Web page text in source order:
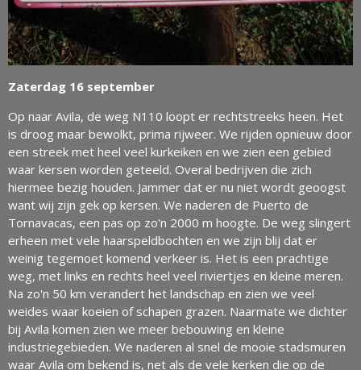
Zaterdag 16 september
Op naar Avila, de weg N110 loopt er rechtstreeks heen. Het
is droog maar bewolkt, prima rijweer. We rijden opnieuw door
een streek met heel veel kurkeiken en we zien een gebied
waar kersen worden geteeld. Overal bedrijven die zich
hiermee bezig houden. Jammer dat er nu niet wordt geoogst
want wij zijn gek op kersen. We naderen de Puerto de
Tornavacas, een pas op zo'n 2000 m hoogte. De weg slingert
erheen met vele haarspeldbochten en we zijn blij dat er
weinig tegemoet komend verkeer is. Het is een prachtige
weg, met links en rechts heel veel riviertjes en kleine meren.
Na zo'n 50 km verandert het landschap en zien we veel
weides waar koeien of schapen grazen. Naarmate we dichter
bij Avila komen zien we meer bebouwing en kleine
industriegebieden. We naderen al snel de mooie stadsmuren
waar Avila om bekend is, net als de vele kerken die op de